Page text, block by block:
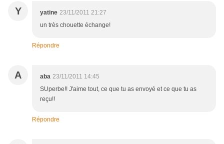
Y yatine 23/11/2011 21:27
un très chouette échange!
Répondre
A aba 23/11/2011 14:45
SUperbe!! J'aime tout, ce que tu as envoyé et ce que tu as
reçu!!
Répondre